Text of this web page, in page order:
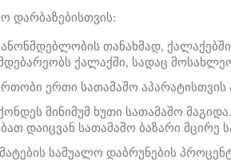
დარბაზებისთვის:
თანახმად,
ქალაქში, სადაც
ერთი სათამაშო
მინიმუმ ხუთი სათამაშო
დაიცვან სათამაშო ბაზარი
საშუალო დაბრუნების